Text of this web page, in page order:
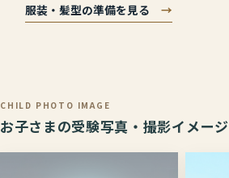
服装・髪型の準備を見る →
CHILD PHOTO IMAGE
お子さまの受験写真・撮影イメージ